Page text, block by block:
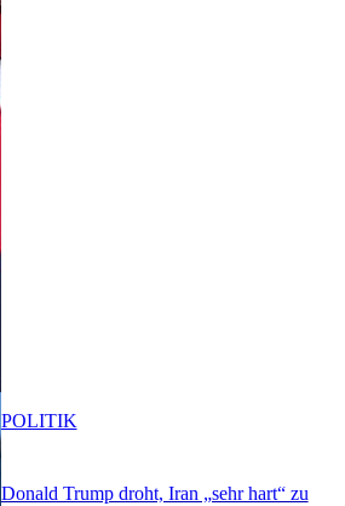
Donald Trump droht, Iran „sehr hart“ zu
POLITIK